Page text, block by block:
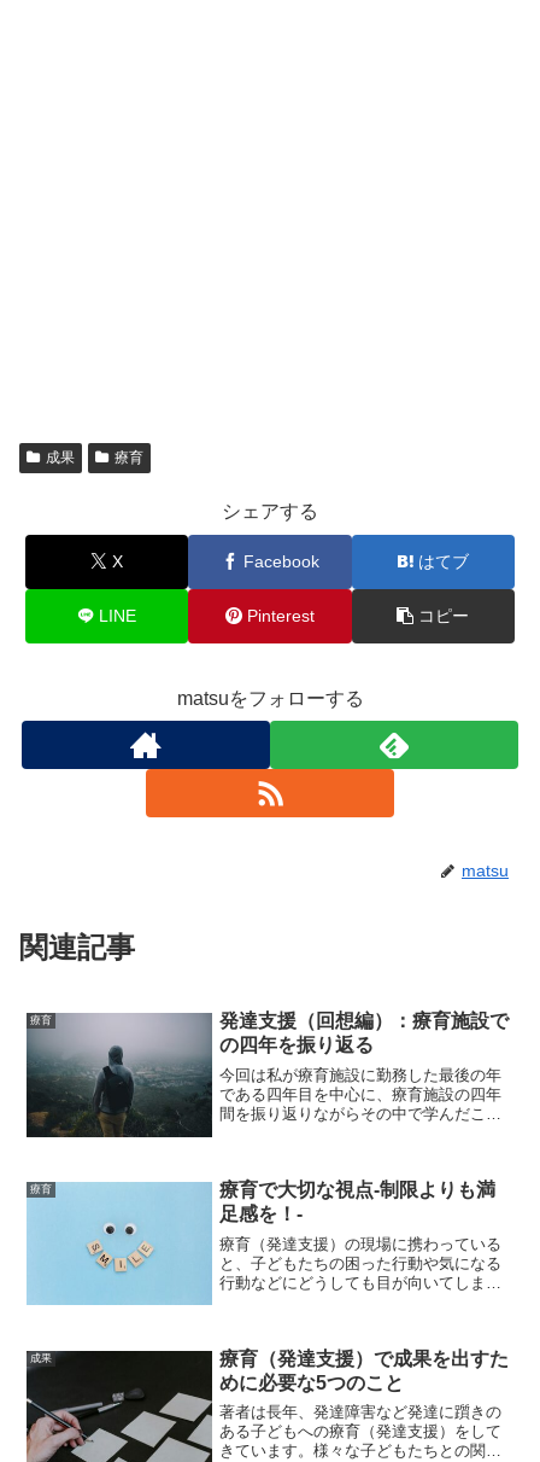
成果 療育
シェアする
X Facebook はてブ
LINE Pinterest コピー
matsuをフォローする
matsu
関連記事
療育
発達支援（回想編）：療育施設で
の四年を振り返る
今回は私が療育施設に勤務した最後の年
である四年目を中心に、療育施設の四年
間を振り返りながらその中で学んだこと
た。私の四年目は三年目の...
療育
療育で大切な視点-制限よりも満
足感を！-
療育（発達支援）の現場に携わっている
と、子どもたちの困った行動や気になる
行動などにどうしても目が向いてしまう
躓きを、発達的な視点や発...
成果
療育（発達支援）で成果を出すた
めに必要な5つのこと
著者は長年、発達障害など発達に躓きの
ある子どもへの療育（発達支援）をして
きています。様々な子どもたちとの関わ